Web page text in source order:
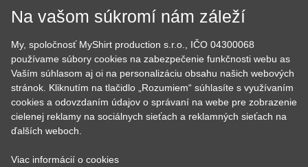
Cestovanie
EKG - moje srdce bije
Evolúcia
Film a Seriál
Geek
Hobby
Hudobné
Jedlo, pitie a relax
Kvetiny
Sex
Športy
Školské
Tehotenské tričká
Vianoce a Veľká noc
Vojenské
Významné dni
Zvierata
Na vašom súkromí nám záleží
My, spoločnosť MyShirt production s.r.o., IČO 04300068
používame súbory cookies na zabezpečenie funkčnosti webu as
Vaším súhlasom aj oi na personalizáciu obsahu našich webových
stránok. Kliknutím na tlačidlo „Rozumiem“ súhlasíte s využívaním
cookies a odovzdaním údajov o správaní na webe pre zobrazenie
cielenej reklamy na sociálnych sieťach a reklamných sieťach na
ďalších weboch.
Viac informácií o cookies